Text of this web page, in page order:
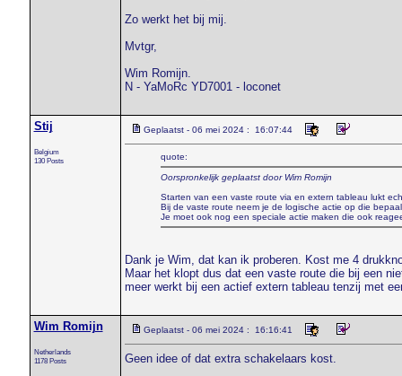
Zo werkt het bij mij.
Mvtgr,
Wim Romijn.
N - YaMoRc YD7001 - loconet
Stij
Belgium
130 Posts
Geplaatst - 06 mei 2024 : 16:07:44
quote:
Oorspronkelijk geplaatst door Wim Romijn
Starten van een vaste route via en extern tableau lukt
Bij de vaste route neem je de logische actie op die
Je moet ook nog een speciale actie maken die ook
Dank je Wim, dat kan ik proberen. Kost me 4
Maar het klopt dus dat een vaste route die bij een
meer werkt bij een actief extern tableau tenzij met
Wim Romijn
Netherlands
1178 Posts
Geplaatst - 06 mei 2024 : 16:16:41
Geen idee of dat extra schakelaars kost.